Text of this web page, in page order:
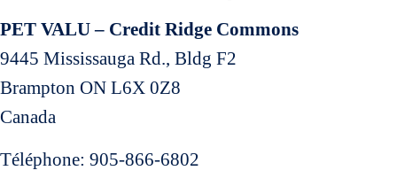
PET VALU – Credit Ridge Commons
9445 Mississauga Rd., Bldg F2
Brampton ON L6X 0Z8
Canada
Téléphone: 905-866-6802